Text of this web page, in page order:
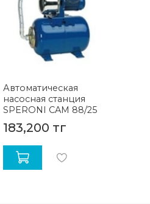
Автоматическая
насосная станция
SPERONI CAM 88/25
183,200 тг